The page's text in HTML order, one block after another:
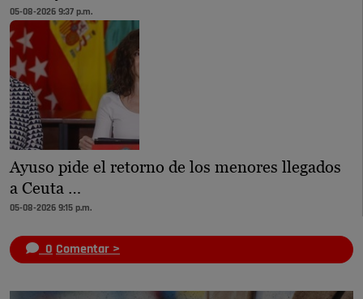
05-08-2026 9:37 p.m.
Ayuso pide el retorno de los menores llegados
a Ceuta …
05-08-2026 9:15 p.m.
0 Comentar >